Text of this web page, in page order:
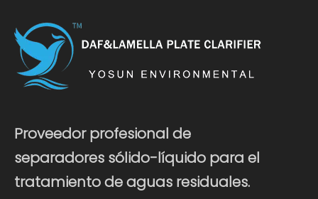
Proveedor profesional de
separadores sólido-líquido para el
tratamiento de aguas residuales.